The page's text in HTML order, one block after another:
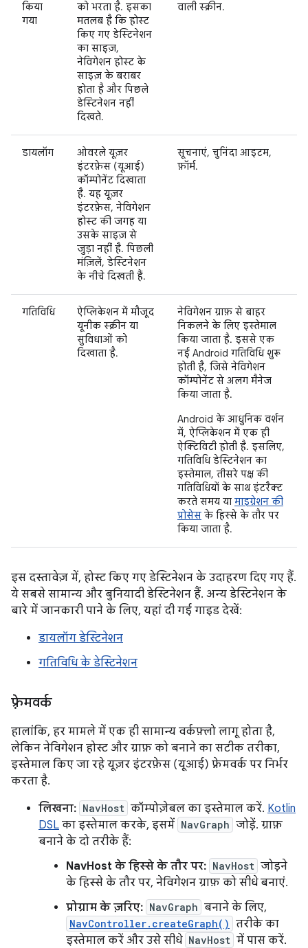
किया
गया
को भरता है. इसका
मतलब है कि होस्ट
किए गए डेस्टिनेशन
का साइज़,
नेविगेशन होस्ट के
साइज़ के बराबर
होता है और पिछले
डेस्टिनेशन नहीं
दिखते.
वाली स्क्रीन.
डायलॉग
ओवरले यूज़र
इंटरफ़ेस (यूआई)
कॉम्पोनेंट दिखाता
है. यह यूज़र
इंटरफ़ेस, नेविगेशन
होस्ट की जगह या
उसके साइज़ से
जुड़ा नहीं है. पिछली
मंज़िलें, डेस्टिनेशन
के नीचे दिखती हैं.
सूचनाएं, चुनिंदा आइटम,
फ़ॉर्म.
गतिविधि
ऐप्लिकेशन में मौजूद
यूनीक स्क्रीन या
सुविधाओं को
दिखाता है.
नेविगेशन ग्राफ़ से बाहर
निकलने के लिए इस्तेमाल
किया जाता है. इससे एक
नई Android गतिविधि शुरू
होती है, जिसे नेविगेशन
कॉम्पोनेंट से अलग मैनेज
किया जाता है.
Android के आधुनिक वर्शन
में, ऐप्लिकेशन में एक ही
ऐक्टिविटी होती है. इसलिए,
गतिविधि डेस्टिनेशन का
इस्तेमाल, तीसरे पक्ष की
गतिविधियों के साथ इंटरैक्ट
करते समय या माइग्रेशन की
प्रोसेस के हिस्से के तौर पर
किया जाता है.
इस दस्तावेज़ में, होस्ट किए गए डेस्टिनेशन के उदाहरण दिए गए हैं.
ये सबसे सामान्य और बुनियादी डेस्टिनेशन हैं. अन्य डेस्टिनेशन के
बारे में जानकारी पाने के लिए, यहां दी गई गाइड देखें:
डायलॉग डेस्टिनेशन
गतिविधि के डेस्टिनेशन
फ़्रेमवर्क
हालांकि, हर मामले में एक ही सामान्य वर्कफ़्लो लागू होता है,
लेकिन नेविगेशन होस्ट और ग्राफ़ को बनाने का सटीक तरीका,
इस्तेमाल किए जा रहे यूज़र इंटरफ़ेस (यूआई) फ़्रेमवर्क पर निर्भर
करता है.
लिखना: NavHost कॉम्पोज़ेबल का इस्तेमाल करें. Kotlin
DSL का इस्तेमाल करके, इसमें NavGraph जोड़ें. ग्राफ़
बनाने के दो तरीके हैं:
NavHost के हिस्से के तौर पर: NavHost जोड़ने
के हिस्से के तौर पर, नेविगेशन ग्राफ़ को सीधे बनाएं.
प्रोग्राम के ज़रिए: NavGraph बनाने के लिए,
NavController.createGraph() तरीके का
इस्तेमाल करें और उसे सीधे NavHost में पास करें.